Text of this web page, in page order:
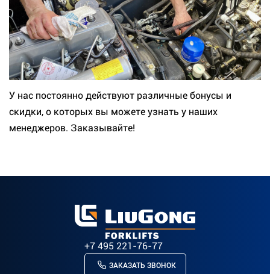
У нас постоянно действуют различные бонусы и
скидки, о которых вы можете узнать у наших
менеджеров. Заказывайте!
+7 495 221-76-77
ЗАКАЗАТЬ ЗВОНОК